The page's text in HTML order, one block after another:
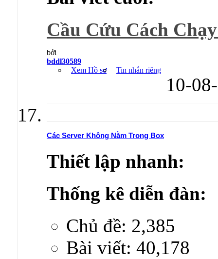
Cầu Cứu Cách
bởi
bddl30589
Xem Hồ sơ
Tin nhắn riêng
10-
Các Server Không Nằm Trong Box
Thiết lập nhanh:
Thống kê diễn đàn:
Chủ đề: 2,385
Bài viết: 40,178